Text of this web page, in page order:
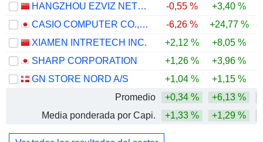
HANGZHOU EZVIZ NETWORK CO., LTD.
-0,55 % +3,40 %
CASIO COMPUTER CO.,LTD.
-6,26 % +24,77 %
XIAMEN INTRETECH INC.
+2,12 % +8,05 %
SHARP CORPORATION
+1,26 % +3,96 %
GN STORE NORD A/S
+1,04 % +1,15 %
Promedio
+0,34 % +6,13 %
Media ponderada por Capi.
+1,33 % +1,29 %